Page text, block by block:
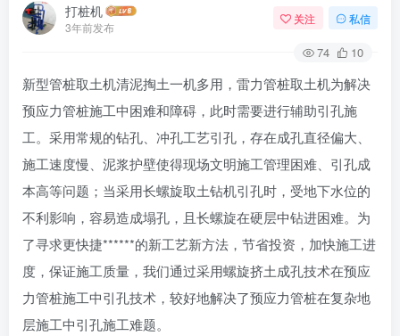
打桩机
3年前发布
关注 私信
74 10
新型管桩取土机清泥掏土一机多用，雷力管桩取土机为解决
预应力管桩施工中困难和障碍，此时需要进行辅助引孔施
工。采用常规的钻孔、冲孔工艺引孔，存在成孔直径偏大、
施工速度慢、泥浆护壁使得现场文明施工管理困难、引孔成
本高等问题；当采用长螺旋取土钻机引孔时，受地下水位的
不利影响，容易造成塌孔，且长螺旋在硬层中钻进困难。为
了寻求更快捷******的新工艺新方法，节省投资，加快施工进
度，保证施工质量，我们通过采用螺旋挤土成孔技术在预应
力管桩施工中引孔技术，较好地解决了预应力管桩在复杂地
层施工中引孔施工难题。